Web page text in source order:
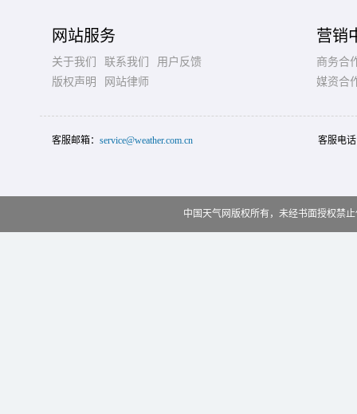
网站服务
关于我们 联系我们
用户反馈
版权声明
网站律师
营销
商务合
媒资合
客服邮箱： service@weather.com.cn 客服电
中国天气网版权所有，未经书面授权